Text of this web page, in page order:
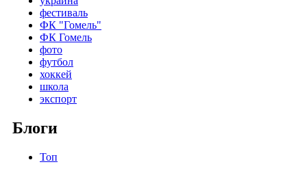
фестиваль
ФК "Гомель"
ФК Гомель
фото
футбол
хоккей
школа
экспорт
Блоги
Топ